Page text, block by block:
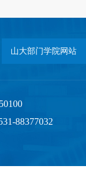
山大部门学院网站
88377032